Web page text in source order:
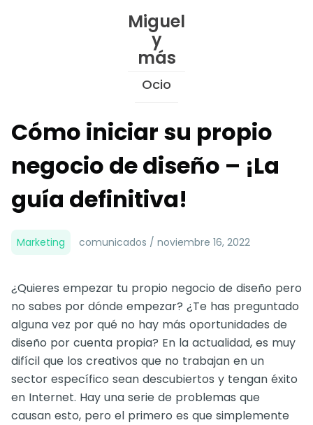
Skip
to
Content
Miguel
y
más
Ocio
Cómo iniciar su propio
negocio de diseño – ¡La
guía definitiva!
Marketing comunicados / noviembre 16, 2022
¿Quieres empezar tu propio negocio de diseño pero
no sabes por dónde empezar? ¿Te has preguntado
alguna vez por qué no hay más oportunidades de
diseño por cuenta propia? En la actualidad, es muy
difícil que los creativos que no trabajan en un
sector específico sean descubiertos y tengan éxito
en Internet. Hay una serie de problemas que
causan esto, pero el primero es que simplemente